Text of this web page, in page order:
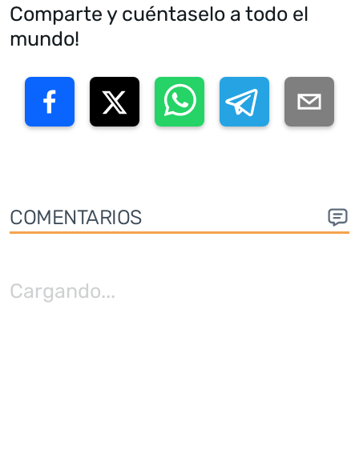
Comparte y cuéntaselo a todo el
mundo!
COMENTARIOS
Cargando...